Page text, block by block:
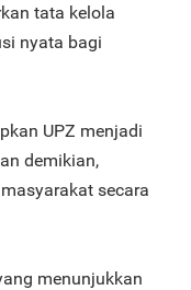
tata kelola
nyata bagi
UPZ menjadi
demikian,
secara
menunjukkan